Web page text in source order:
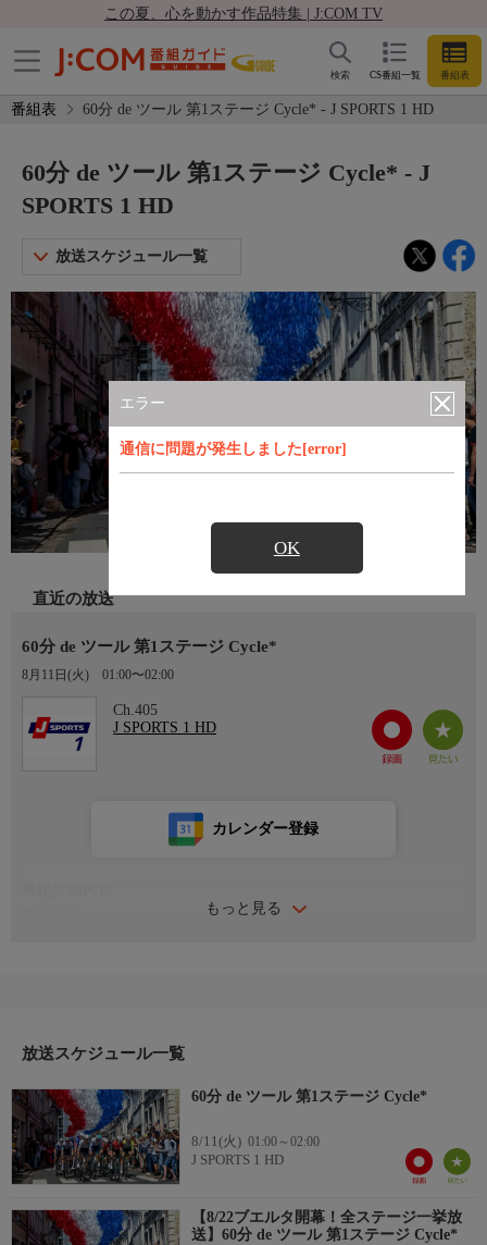
この夏、心を動かす作品特集 | J:COM TV
CS番組一覧 番組表
検索
番組表 60分 de ツール 第1ステージ Cycle* - J SPORTS 1 HD
エラー
通信に問題が発生しました[error]
OK
60分 de ツール 第1ステージ Cycle* - J
SPORTS 1 HD
放送スケジュール一覧
直近の放送
60分 de ツール 第1ステージ Cycle*
8月11日(火) 01:00〜02:00
Ch.405
J SPORTS 1 HD
もっと見る
カレンダー登録
選手たち。その全てが世界最高峰！
【ツール・ド・フランス中継HP】
https://www.jsports.co.jp/cycle/tour/
放送スケジュール一覧
60分 de ツール 第1ステージ Cycle*
8/11(火) 01:00～02:00
J SPORTS 1 HD
【8/22ブエルタ開幕！全ステージ一挙放
送】60分 de ツール 第1ステージ Cycle*